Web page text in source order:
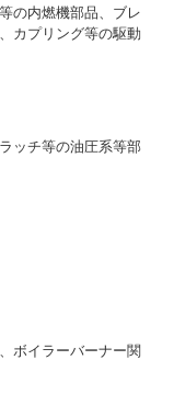
の内燃機部品、ブレ
カプリング等の駆動
ッチ等の油圧系等部
ボイラーバーナー関